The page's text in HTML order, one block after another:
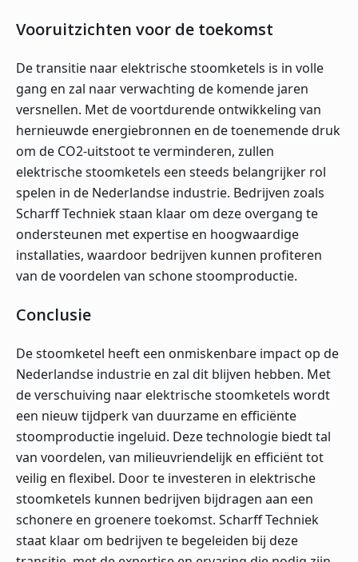
Vooruitzichten voor de toekomst
De transitie naar elektrische stoomketels is in volle
gang en zal naar verwachting de komende jaren
versnellen. Met de voortdurende ontwikkeling van
hernieuwde energiebronnen en de toenemende druk
om de CO2-uitstoot te verminderen, zullen
elektrische stoomketels een steeds belangrijker rol
spelen in de Nederlandse industrie. Bedrijven zoals
Scharff Techniek staan klaar om deze overgang te
ondersteunen met expertise en hoogwaardige
installaties, waardoor bedrijven kunnen profiteren
van de voordelen van schone stoomproductie.
Conclusie
De stoomketel heeft een onmiskenbare impact op de
Nederlandse industrie en zal dit blijven hebben. Met
de verschuiving naar elektrische stoomketels wordt
een nieuw tijdperk van duurzame en efficiënte
stoomproductie ingeluid. Deze technologie biedt tal
van voordelen, van milieuvriendelijk en efficiënt tot
veilig en flexibel. Door te investeren in elektrische
stoomketels kunnen bedrijven bijdragen aan een
schonere en groenere toekomst. Scharff Techniek
staat klaar om bedrijven te begeleiden bij deze